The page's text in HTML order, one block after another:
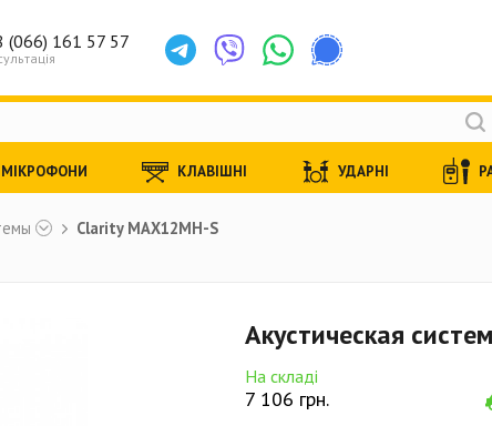
Clarity MAX12MH-S
Акустическая
На складі
7 106 грн.
(066) 161 57 57
МІКРОФОНИ КЛАВІШНІ УДАРНІ